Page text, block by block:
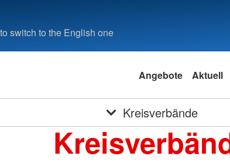
switch to the English one
Angebote Aktuell
Kreisverbände